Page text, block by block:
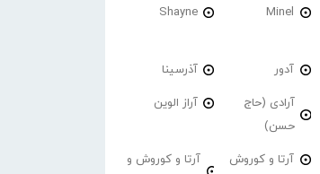
Minel
Shayne
آدور آذرسینا
آرادی (حاج
حسن)
آراز الوین
آرتا و کوروش
آرتا و کوروش و